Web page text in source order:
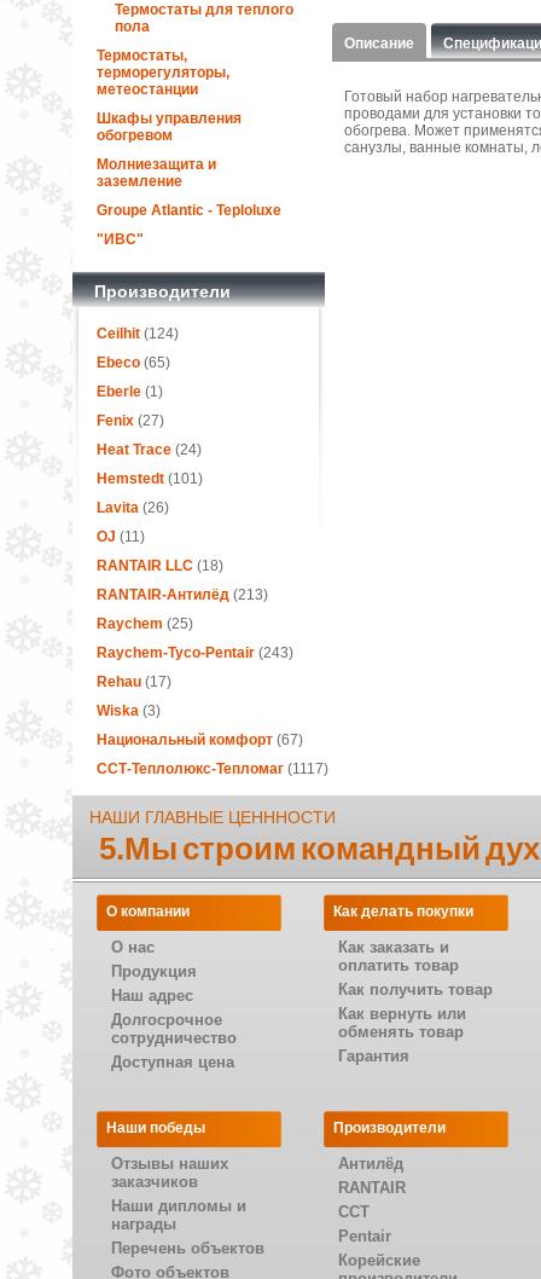
Термостаты для теплого
пола
Термостаты,
терморегуляторы,
метеостанции
Шкафы управления
обогревом
Молниезащита и
заземление
Groupe Atlantic - Teploluxe
"ИВС"
Производители
Ceilhit(124)
Ebeco(65)
Eberle(1)
Fenix(27)
Heat Trace(24)
Hemstedt(101)
Lavita(26)
OJ (11)
RANTAIR LLC(18)
RANTAIR-Антилёд(213)
Raychem (25)
Raychem-Tyco-Pentair (243)
Rehau(17)
Wiska(3)
Национальный комфорт(67)
ССТ-Теплолюкс-Тепломаг(1117)
Описание
Готовый набор
проводами для установки
обогрева. Может
санузлы, ванные комнаты,
НАШИ ГЛАВНЫЕ ЦЕНННОСТИ
5.Мы строим командный
О компании
О нас
Продукция
Наш адрес
Долгосрочное
сотрудничество
Доступная цена
Как делать покупки
Как заказать и
оплатить товар
Как получить товар
Как вернуть или
обменять товар
Гарантия
Наши победы
Отзывы наших
заказчиков
Наши дипломы и
награды
Перечень объектов
Фото объектов
Производители
Антилёд
RANTAIR
CCT
Pentair
Корейские